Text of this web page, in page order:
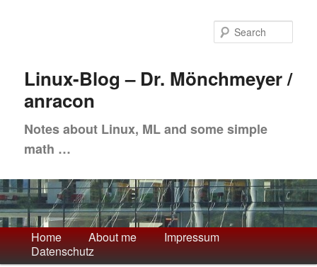
contentLinux-Blog – Dr. Mönchmeyer /
anracon
Notes about Linux, ML and some simple
math …
Main
menu
Home About me
Impressum
Datenschutz